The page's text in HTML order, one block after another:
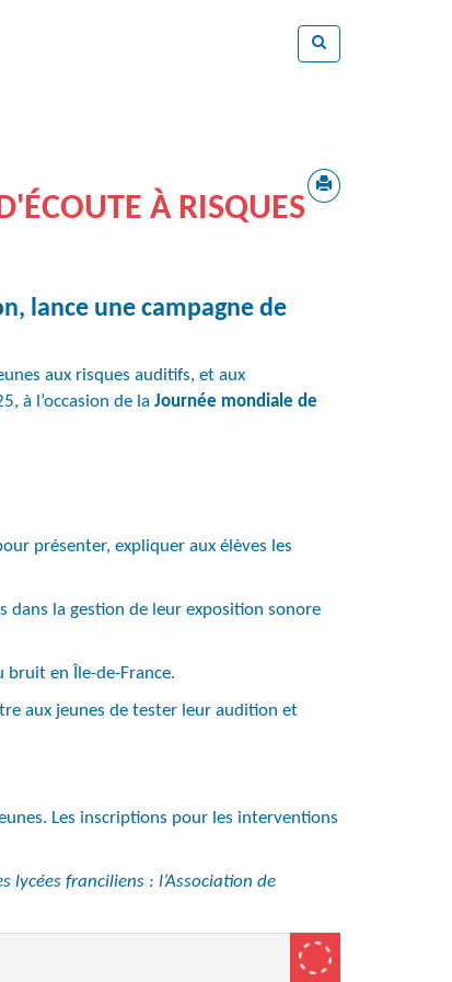
À RISQUES
lance une campagne de
aux risques auditifs, et aux
à l’occasion de la Journée mondiale de
présenter, expliquer aux élèves les
dans la gestion de leur exposition sonore
bruit en Île-de-France.
aux jeunes de tester leur audition et
Les inscriptions pour les interventions
franciliens : l’Association de